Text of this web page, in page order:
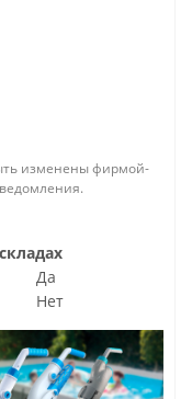
изменены фирмой-
Да
Нет